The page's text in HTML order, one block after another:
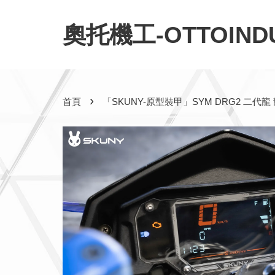
奧托機工-
首頁 › 「SKUNY-原型裝甲」SYM DRG2 二代